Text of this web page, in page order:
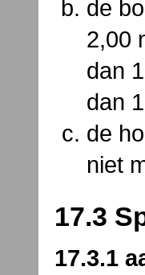
de
2,00
dan
dan
de
niet
17.3
17.3.1